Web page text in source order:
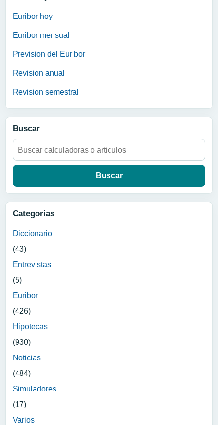
Euribor hoy
Euribor mensual
Prevision del Euribor
Revision anual
Revision semestral
Buscar
Buscar:
Categorias
Diccionario
(43)
Entrevistas
(5)
Euribor
(426)
Hipotecas
(930)
Noticias
(484)
Simuladores
(17)
Varios